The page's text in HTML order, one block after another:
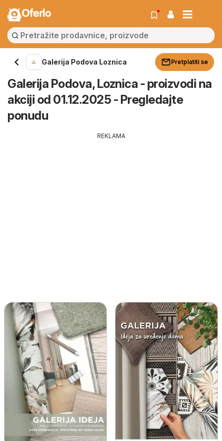
Oferlo
Galerija Podova Loznica Pretplatiti se
Galerija Podova, Loznica - proizvodi na
akciji od 01.12.2025 - Pregledajte
ponudu
REKLAMA